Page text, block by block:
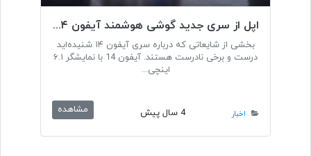
اپل از سری جدید گوشی هوشمند آیفون ۱۴ و ۱۴ پلاس رونمایی کرد
بخشی از شایعاتی که درباره سری آیفون ۱۴ شنیده‌اید
درست و برخی نادرست هستند. آیفون 14 با نمایشگر ۶.۱
اینچی...
اخبار 4 سال پیش مشاهده